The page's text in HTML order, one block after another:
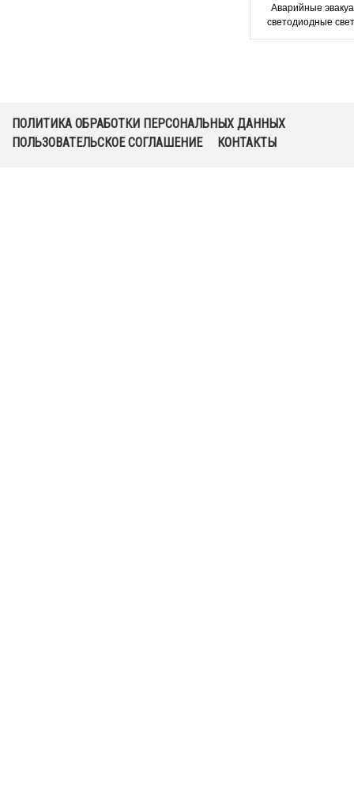
Аварийные
светодиодные
аккумуляторами
ПОЛИТИКА ОБРАБОТКИ ПЕРСОНАЛЬНЫХ ДАННЫХ
ПОЛЬЗОВАТЕЛЬСКОЕ СОГЛАШЕНИЕ
КОНТАКТЫ